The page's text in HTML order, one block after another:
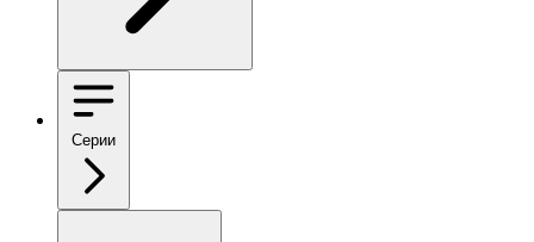
Серии